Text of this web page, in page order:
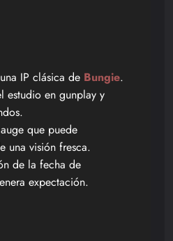
IP clásica de Bungie.
estudio en gunplay y
que puede
una visión fresca.
de la fecha de
expectación.